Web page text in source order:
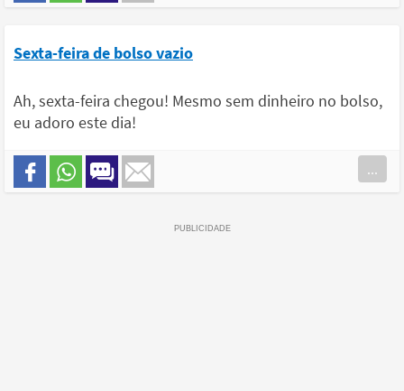
Sexta-feira de bolso vazio
Ah, sexta-feira chegou! Mesmo sem dinheiro no bolso,
eu adoro este dia!
...